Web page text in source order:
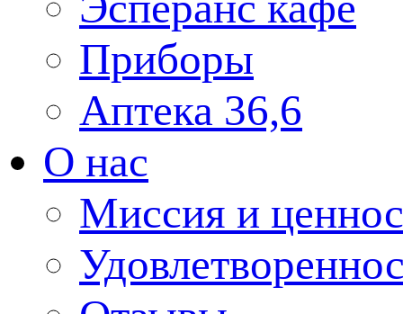
Приборы
Аптека 36,6
О нас
Миссия и